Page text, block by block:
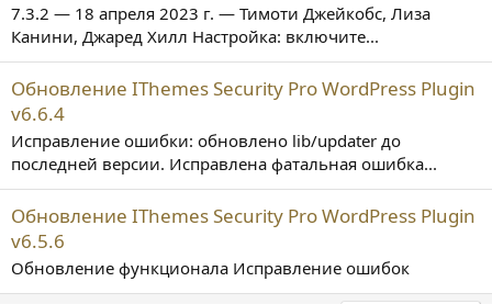
7.3.2 — 18 апреля 2023 г. — Тимоти Джейкобс, Лиза
Канини, Джаред Хилл Настройка: включите...
Обновление IThemes Security Pro WordPress Plugin
v6.6.4
Исправление ошибки: обновлено lib/updater до
последней версии. Исправлена фатальная ошибка...
Обновление IThemes Security Pro WordPress Plugin
v6.5.6
Обновление функционала Исправление ошибок